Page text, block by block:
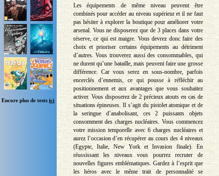
Encore plus de testsici
Les équipements de même niveau peuvent être
combinés pour accéder au niveau supérieur et il ne faut
pas hésiter à explorer la boutique pour améliorer votre
arsenal. Vous ne disposerez que de 3 places dans votre
réserve, ce qui est maigre. Vous devrez donc faire des
choix et prioriser certains équipements au détriment
d’autres. Vous trouverez aussi des consommables, qui
ne durent qu’une bataille, mais peuvent faire une grosse
différence. Car vous serez en sous-nombre, parfois
encerclés d’ennemis, ce qui pousse à réfléchir au
positionnement et aux avantages que vous souhaitez
activer. Vous disposerez de 2 précieux atouts en cas de
situations épineuses. Il s’agit du pistolet atomique et de
la seringue d’anabolisant, ces 2 puissants objets
consomment des charges nucléaires. Vous commencez
votre mission temporelle avec 6 charges nucléaires et
aurez l’occasion d’en récupérer au cours des 4 niveaux
(Egypte, Italie, New York et Invasion finale). En
réussissant les niveaux vous pourrez recruter de
nouvelles figures emblématiques. Gardez à l’esprit que
les héros avec le même trait de personnalité se